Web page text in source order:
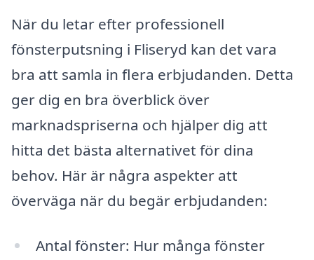
När du letar efter professionell
fönsterputsning i Fliseryd kan det vara
bra att samla in flera erbjudanden. Detta
ger dig en bra överblick över
marknadspriserna och hjälper dig att
hitta det bästa alternativet för dina
behov. Här är några aspekter att
överväga när du begär erbjudanden:
Antal fönster: Hur många fönster